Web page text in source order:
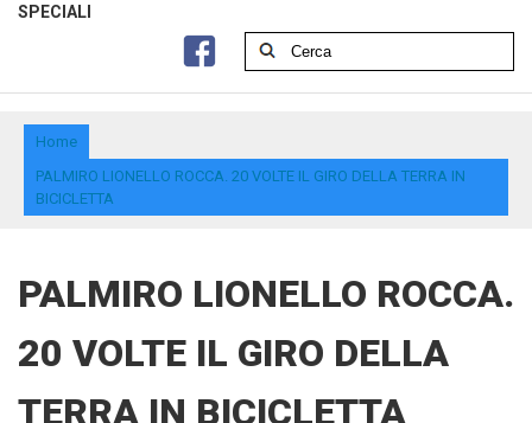
SPECIALI
Home
PALMIRO LIONELLO ROCCA. 20 VOLTE IL GIRO DELLA TERRA IN
BICICLETTA
PALMIRO LIONELLO ROCCA.
20 VOLTE IL GIRO DELLA
TERRA IN BICICLETTA